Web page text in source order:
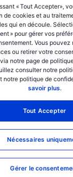
« Tout Accepter»,
de cookies et au
qui en découle.
» pour gérer vos
Vous pouvez
ou retirer votre
notre page de
consulter notre
notre politique de
savoir plus.
Tout Accepter
Nécessaires
Gérer le
pour accéder à
d’analyses.
Evergreen
est une société
La société détient
françaises et
le vecteur